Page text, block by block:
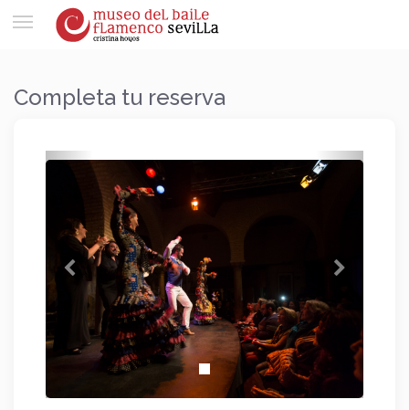
Toggle
navigation
Completa tu reserva
Anterior